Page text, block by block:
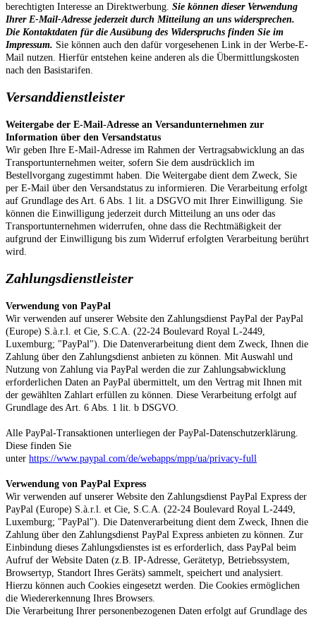
berechtigten Interesse an Direktwerbung. Sie können dieser Verwendung
Ihrer E-Mail-Adresse jederzeit durch Mitteilung an uns widersprechen.
Die Kontaktdaten für die Ausübung des Widerspruchs finden Sie im
Impressum. Sie können auch den dafür vorgesehenen Link in der Werbe-E-
Mail nutzen. Hierfür entstehen keine anderen als die Übermittlungskosten
nach den Basistarifen.
Versanddienstleister
Weitergabe der E-Mail-Adresse an Versandunternehmen zur
Information über den Versandstatus
Wir geben Ihre E-Mail-Adresse im Rahmen der Vertragsabwicklung an das
Transportunternehmen weiter, sofern Sie dem ausdrücklich im
Bestellvorgang zugestimmt haben. Die Weitergabe dient dem Zweck, Sie
per E-Mail über den Versandstatus zu informieren. Die Verarbeitung erfolgt
auf Grundlage des Art. 6 Abs. 1 lit. a DSGVO mit Ihrer Einwilligung. Sie
können die Einwilligung jederzeit durch Mitteilung an uns oder das
Transportunternehmen widerrufen, ohne dass die Rechtmäßigkeit der
aufgrund der Einwilligung bis zum Widerruf erfolgten Verarbeitung berührt
wird.
Zahlungsdienstleister
Verwendung von PayPal
Wir verwenden auf unserer Website den Zahlungsdienst PayPal der PayPal
(Europe) S.à.r.l. et Cie, S.C.A. (22-24 Boulevard Royal L-2449,
Luxemburg; "PayPal"). Die Datenverarbeitung dient dem Zweck, Ihnen die
Zahlung über den Zahlungsdienst anbieten zu können. Mit Auswahl und
Nutzung von Zahlung via PayPal werden die zur Zahlungsabwicklung
erforderlichen Daten an PayPal übermittelt, um den Vertrag mit Ihnen mit
der gewählten Zahlart erfüllen zu können. Diese Verarbeitung erfolgt auf
Grundlage des Art. 6 Abs. 1 lit. b DSGVO.
Alle PayPal-Transaktionen unterliegen der PayPal-Datenschutzerklärung.
Diese finden Sie
unter https://www.paypal.com/de/webapps/mpp/ua/privacy-full
Verwendung von PayPal Express
Wir verwenden auf unserer Website den Zahlungsdienst PayPal Express der
PayPal (Europe) S.à.r.l. et Cie, S.C.A. (22-24 Boulevard Royal L-2449,
Luxemburg; "PayPal"). Die Datenverarbeitung dient dem Zweck, Ihnen die
Zahlung über den Zahlungsdienst PayPal Express anbieten zu können. Zur
Einbindung dieses Zahlungsdienstes ist es erforderlich, dass PayPal beim
Aufruf der Website Daten (z.B. IP-Adresse, Gerätetyp, Betriebssystem,
Browsertyp, Standort Ihres Geräts) sammelt, speichert und analysiert.
Hierzu können auch Cookies eingesetzt werden. Die Cookies ermöglichen
die Wiedererkennung Ihres Browsers.
Die Verarbeitung Ihrer personenbezogenen Daten erfolgt auf Grundlage des